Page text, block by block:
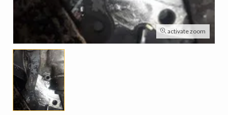
activate zoom